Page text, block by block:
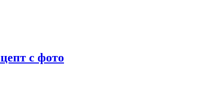
с фото